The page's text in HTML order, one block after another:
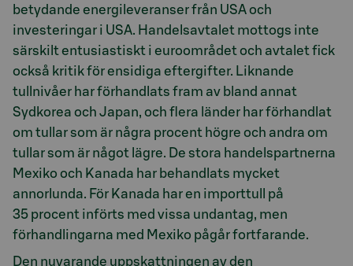
betydande energileveranser från USA och
investeringar i USA. Handelsavtalet mottogs inte
särskilt entusiastiskt i euroområdet och avtalet fick
också kritik för ensidiga eftergifter. Liknande
tullnivåer har förhandlats fram av bland annat
Sydkorea och Japan, och flera länder har förhandlat
om tullar som är några procent högre och andra om
tullar som är något lägre. De stora handelspartnerna
Mexiko och Kanada har behandlats mycket
annorlunda. För Kanada har en importtull på
35 procent införts med vissa undantag, men
förhandlingarna med Mexiko pågår fortfarande.
Den nuvarande uppskattningen av den